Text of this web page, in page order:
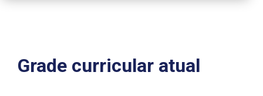
Grade curricular atual